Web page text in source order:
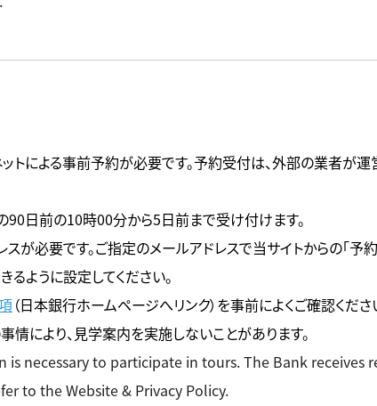
ットによる事前予約が必要です。予約受付は、外部の業者が
90日前の10時00分から5日前まで受け付けます。
が必要です。ご指定のメールアドレスで当サイトからの「予約
るように設定してください。
（日本銀行ホームページへリンク）を事前によくご確認くださ
情により、見学案内を実施しないことがあります。
is necessary to participate in tours. The Bank
to the Website & Privacy Policy.